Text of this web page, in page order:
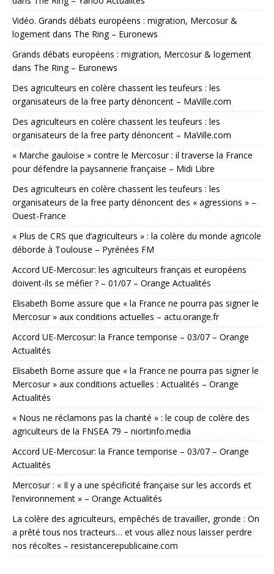
Vidéo. Grands débats européens : migration, Mercosur &
logement dans The Ring – Euronews
Grands débats européens : migration, Mercosur & logement
dans The Ring – Euronews
Des agriculteurs en colère chassent les teufeurs : les
organisateurs de la free party dénoncent – MaVille.com
Des agriculteurs en colère chassent les teufeurs : les
organisateurs de la free party dénoncent – MaVille.com
« Marche gauloise » contre le Mercosur : il traverse la France
pour défendre la paysannerie française – Midi Libre
Des agriculteurs en colère chassent les teufeurs : les
organisateurs de la free party dénoncent des « agressions » –
Ouest-France
« Plus de CRS que d’agriculteurs » : la colère du monde agricole
déborde à Toulouse – Pyrénées FM
Accord UE-Mercosur: les agriculteurs français et européens
doivent-ils se méfier ? – 01/07 – Orange Actualités
Elisabeth Borne assure que « la France ne pourra pas signer le
Mercosur » aux conditions actuelles – actu.orange.fr
Accord UE-Mercosur: la France temporise – 03/07 – Orange
Actualités
Elisabeth Borne assure que « la France ne pourra pas signer le
Mercosur » aux conditions actuelles : Actualités – Orange
Actualités
« Nous ne réclamons pas la charité » : le coup de colère des
agriculteurs de la FNSEA 79 – niortinfo.media
Accord UE-Mercosur: la France temporise – 03/07 – Orange
Actualités
Mercosur : « Il y a une spécificité française sur les accords et
l’environnement » – Orange Actualités
La colère des agriculteurs, empêchés de travailler, gronde : On
a prêté tous nos tracteurs… et vous allez nous laisser perdre
nos récoltes – resistancerepublicaine.com